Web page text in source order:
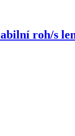
roh/s